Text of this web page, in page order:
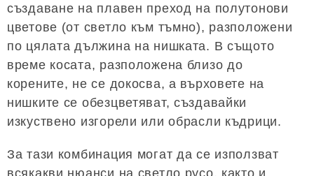
създаване на плавен преход на полутонови
цветове (от светло към тъмно), разположени
по цялата дължина на нишката. В същото
време косата, разположена близо до
корените, не се докосва, а върховете на
нишките се обезцветяват, създавайки
изкуствено изгорели или обрасли къдрици.
За тази комбинация могат да се използват
всякакви нюанси на светло русо, както и